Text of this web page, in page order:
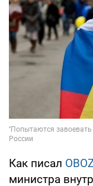
Как писал
министра